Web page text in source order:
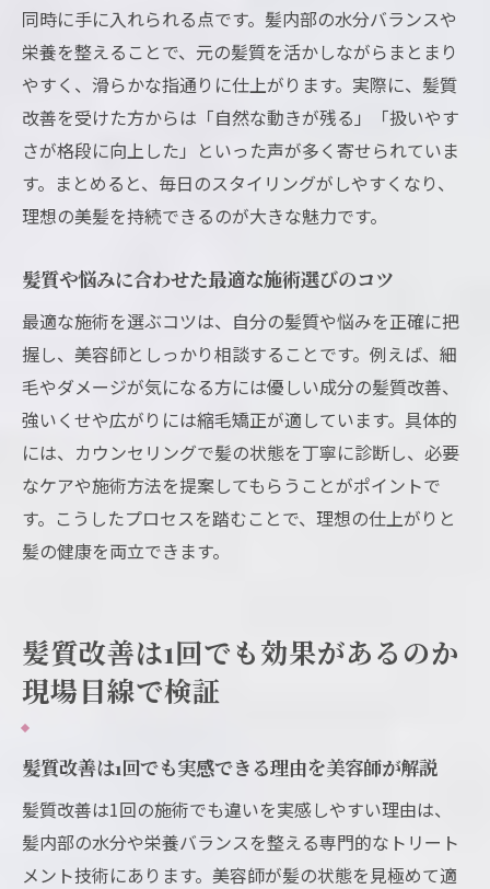
同時に手に入れられる点です。髪内部の水分バランスや
栄養を整えることで、元の髪質を活かしながらまとまり
やすく、滑らかな指通りに仕上がります。実際に、髪質
改善を受けた方からは「自然な動きが残る」「扱いやす
さが格段に向上した」といった声が多く寄せられていま
す。まとめると、毎日のスタイリングがしやすくなり、
理想の美髪を持続できるのが大きな魅力です。
髪質や悩みに合わせた最適な施術選びのコツ
最適な施術を選ぶコツは、自分の髪質や悩みを正確に把
握し、美容師としっかり相談することです。例えば、細
毛やダメージが気になる方には優しい成分の髪質改善、
強いくせや広がりには縮毛矯正が適しています。具体的
には、カウンセリングで髪の状態を丁寧に診断し、必要
なケアや施術方法を提案してもらうことがポイントで
す。こうしたプロセスを踏むことで、理想の仕上がりと
髪の健康を両立できます。
髪質改善は1回でも効果があるのか
現場目線で検証
髪質改善は1回でも実感できる理由を美容師が解説
髪質改善は1回の施術でも違いを実感しやすい理由は、
髪内部の水分や栄養バランスを整える専門的なトリート
メント技術にあります。美容師が髪の状態を見極めて適